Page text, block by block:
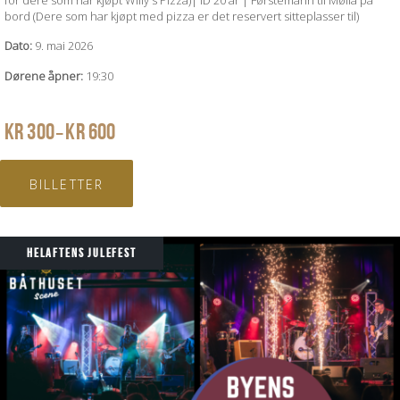
bord (Dere som har kjøpt med pizza er det reservert sitteplasser til)
Dato: 9. mai 2026
Dørene åpner: 19:30
KR300–KR600PRISOMRÅDE:
BILLETTER
HELAFTENS JULEFEST